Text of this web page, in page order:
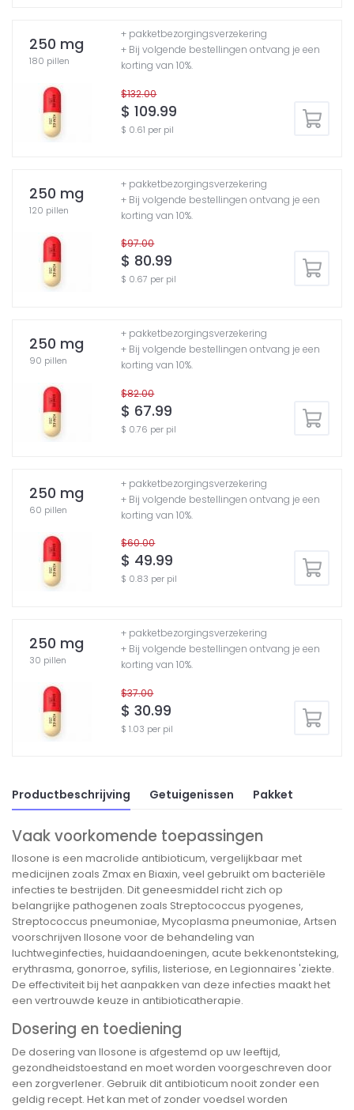
250 mg
180 pillen
$132.00
$ 109.99
$ 0.61 per pil
+ pakketbezorgingsverzekering
+ Bij volgende bestellingen ontvang je een
korting van 10%.
250 mg
120 pillen
$97.00
$ 80.99
$ 0.67 per pil
+ pakketbezorgingsverzekering
+ Bij volgende bestellingen ontvang je een
korting van 10%.
250 mg
90 pillen
$82.00
$ 67.99
$ 0.76 per pil
+ pakketbezorgingsverzekering
+ Bij volgende bestellingen ontvang je een
korting van 10%.
250 mg
60 pillen
$60.00
$ 49.99
$ 0.83 per pil
+ pakketbezorgingsverzekering
+ Bij volgende bestellingen ontvang je een
korting van 10%.
250 mg
30 pillen
$37.00
$ 30.99
$ 1.03 per pil
+ pakketbezorgingsverzekering
+ Bij volgende bestellingen ontvang je een
korting van 10%.
Productbeschrijving Getuigenissen Pakket
Vaak voorkomende toepassingen
Ilosone is een macrolide antibioticum, vergelijkbaar met
medicijnen zoals Zmax en Biaxin, veel gebruikt om bacteriële
infecties te bestrijden. Dit geneesmiddel richt zich op
belangrijke pathogenen zoals Streptococcus pyogenes,
Streptococcus pneumoniae, Mycoplasma pneumoniae, Artsen
voorschrijven Ilosone voor de behandeling van
luchtweginfecties, huidaandoeningen, acute bekkenontsteking,
erythrasma, gonorroe, syfilis, listeriose, en Legionnaires 'ziekte.
De effectiviteit bij het aanpakken van deze infecties maakt het
een vertrouwde keuze in antibioticatherapie.
Dosering en toediening
De dosering van Ilosone is afgestemd op uw leeftijd,
gezondheidstoestand en moet worden voorgeschreven door
een zorgverlener. Gebruik dit antibioticum nooit zonder een
geldig recept. Het kan met of zonder voedsel worden